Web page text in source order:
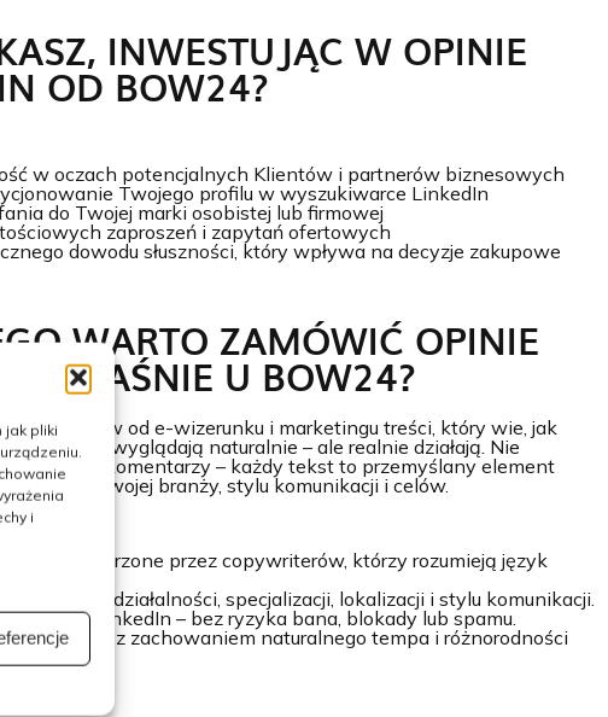
jak pliki
i
INWESTUJĄC W OPINIE
OD BOW24?
w oczach potencjalnych Klientów i partnerów biznesowych
Twojego profilu w wyszukiwarce LinkedIn
do Twojej marki osobistej lub firmowej
zaproszeń i zapytań ofertowych
dowodu słuszności, który wpływa na decyzje zakupowe
WARTO ZAMÓWIĆ OPINIE
WŁAŚNIE U BOW24?
ekspertów od e-wizerunku i marketingu treści, który wie, jak
nie tylko wyglądają naturalnie – ale realnie działają. Nie
komentarzy – każdy tekst to przemyślany element
do Twojej branży, stylu komunikacji i celów.
treści tworzone przez copywriterów, którzy rozumieją język
do profilu działalności, specjalizacji, lokalizacji i stylu komunikacji.
LinkedIn – bez ryzyka bana, blokady lub spamu.
publikacja – z zachowaniem naturalnego tempa i różnorodności